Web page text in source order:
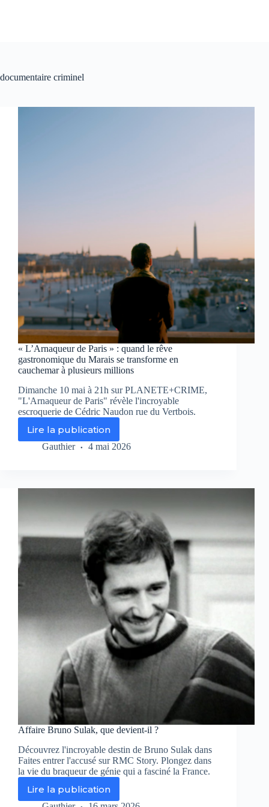
documentaire criminel
« L’Arnaqueur de Paris » : quand le rêve
gastronomique du Marais se transforme en
cauchemar à plusieurs millions
Dimanche 10 mai à 21h sur PLANETE+CRIME,
"L'Arnaqueur de Paris" révèle l'incroyable
escroquerie de Cédric Naudon rue du Vertbois.
Lire la publication
« L’Arnaqueur
de
le
gastronomique
du
Marais
transforme
cauchemar
plusieurs
millions
Gauthier 4 mai 2026
Affaire Bruno Sulak, que devient-il ?
Découvrez l'incroyable destin de Bruno Sulak dans
Faites entrer l'accusé sur RMC Story. Plongez dans
la vie du braqueur de génie qui a fasciné la France.
Lire la publication
Affaire